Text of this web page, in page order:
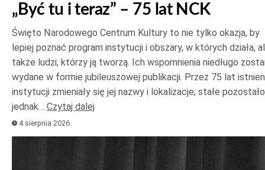
„Być tu i teraz” – 75 lat NCK
Święto Narodowego Centrum Kultury to nie tylko okazja, by
lepiej poznać program instytucji i obszary, w których działa,
także ludzi, którzy ją tworzą. Ich wspomnienia niedługo
wydane w formie jubileuszowej publikacji. Przez 75 lat
instytucji zmieniały się jej nazwy i lokalizacje; stałe pozostało
jednak… Czytaj dalej
4 sierpnia 2026